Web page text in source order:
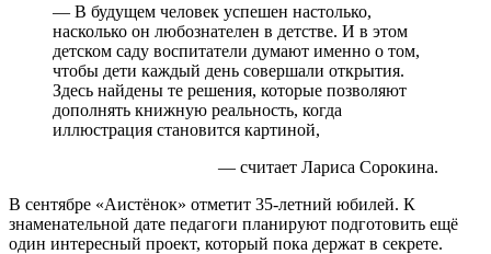
— В будущем человек успешен настолько,
насколько он любознателен в детстве. И в этом
детском саду воспитатели думают именно о том,
чтобы дети каждый день совершали открытия.
Здесь найдены те решения, которые позволяют
дополнять книжную реальность, когда
иллюстрация становится картиной,
— считает Лариса Сорокина.
В сентябре «Аистёнок» отметит 35-летний юбилей. К
знаменательной дате педагоги планируют подготовить ещё
один интересный проект, который пока держат в секрете.